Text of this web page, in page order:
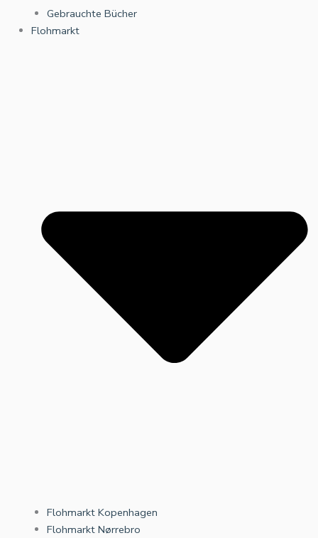
Gebrauchte Bücher
Flohmarkt
Flohmarkt Kopenhagen
Flohmarkt Nørrebro